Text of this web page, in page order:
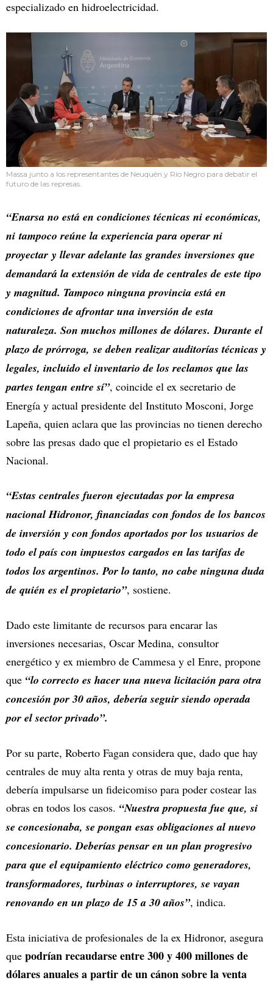
especializado en hidroelectricidad.
Massa junto a los representantes de Neuquén y Río Negro para debatir el
futuro de las represas.
“Enarsa no está en condiciones técnicas ni económicas,
ni tampoco reúne la experiencia para operar ni
proyectar y llevar adelante las grandes inversiones que
demandará la extensión de vida de centrales de este tipo
y magnitud. Tampoco ninguna provincia está en
condiciones de afrontar una inversión de esta
naturaleza. Son muchos millones de dólares. Durante el
plazo de prórroga, se deben realizar auditorías técnicas y
legales, incluido el inventario de los reclamos que las
partes tengan entre sí”, coincide el ex secretario de
Energía y actual presidente del Instituto Mosconi, Jorge
Lapeña, quien aclara que las provincias no tienen derecho
sobre las presas dado que el propietario es el Estado
Nacional.
“Estas centrales fueron ejecutadas por la empresa
nacional Hidronor, financiadas con fondos de los bancos
de inversión y con fondos aportados por los usuarios de
todo el país con impuestos cargados en las tarifas de
todos los argentinos. Por lo tanto, no cabe ninguna duda
de quién es el propietario”, sostiene.
Dado este limitante de recursos para encarar las
inversiones necesarias, Oscar Medina, consultor
energético y ex miembro de Cammesa y el Enre, propone
que “lo correcto es hacer una nueva licitación para otra
concesión por 30 años, debería seguir siendo operada
por el sector privado”.
Por su parte, Roberto Fagan considera que, dado que hay
centrales de muy alta renta y otras de muy baja renta,
debería impulsarse un fideicomiso para poder costear las
obras en todos los casos. “Nuestra propuesta fue que, si
se concesionaba, se pongan esas obligaciones al nuevo
concesionario. Deberías pensar en un plan progresivo
para que el equipamiento eléctrico como generadores,
transformadores, turbinas o interruptores, se vayan
renovando en un plazo de 15 a 30 años”, indica.
Esta iniciativa de profesionales de la ex Hidronor, asegura
que podrían recaudarse entre 300 y 400 millones de
dólares anuales a partir de un cánon sobre la venta